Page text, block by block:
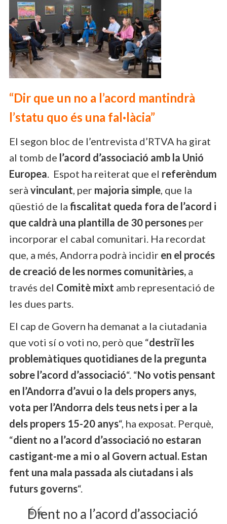
“Dir que un no a l’acord mantindrà
l’statu quo és una fal·làcia”
El segon bloc de l’entrevista d’RTVA ha girat
al tomb de l’acord d’associació amb la Unió
Europea. Espot ha reiterat que el referèndum
serà vinculant, per majoria simple, que la
qüestió de la fiscalitat queda fora de l’acord i
que caldrà una plantilla de 30 persones per
incorporar el cabal comunitari. Ha recordat
que, a més, Andorra podrà incidir en el procés
de creació de les normes comunitàries, a
través del Comitè mixt amb representació de
les dues parts.
El cap de Govern ha demanat a la ciutadania
que voti sí o voti no, però que “destriï les
problemàtiques quotidianes de la pregunta
sobre l’acord d’associació“. “No votis pensant
en l’Andorra d’avui o la dels propers anys,
vota per l’Andorra dels teus nets i per a la
dels propers 15-20 anys“, ha exposat. Perquè,
“dient no a l’acord d’associació no estaran
castigant-me a mi o al Govern actual. Estan
fent una mala passada als ciutadans i als
futurs governs“.
Dient no a l’acord d’associació